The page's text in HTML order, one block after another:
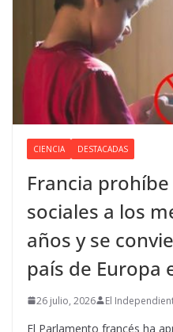
CIENCIA DESTACADAS
Francia
sociales a los
años y se
país de Europa
26 julio, 2026 El
El Parlamento francés ha